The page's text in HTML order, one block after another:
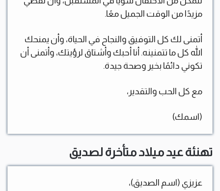
مزيدًا من الوقت الجميل معًا.
أتمنى لك كل التوفيق والنجاح في الحياة، وأن يمنحك
الله كل ما تتمنينه. أنا أحبك وأشتاق لرؤيتك، وأتمنى أن
تكوني دائمًا بخير وصحة جيدة.
مع كل الحب والتقدير،
(اسمك)
تهنئة عيد ميلاد متأخرة لصديق
عزيزي (اسم الصديق)،